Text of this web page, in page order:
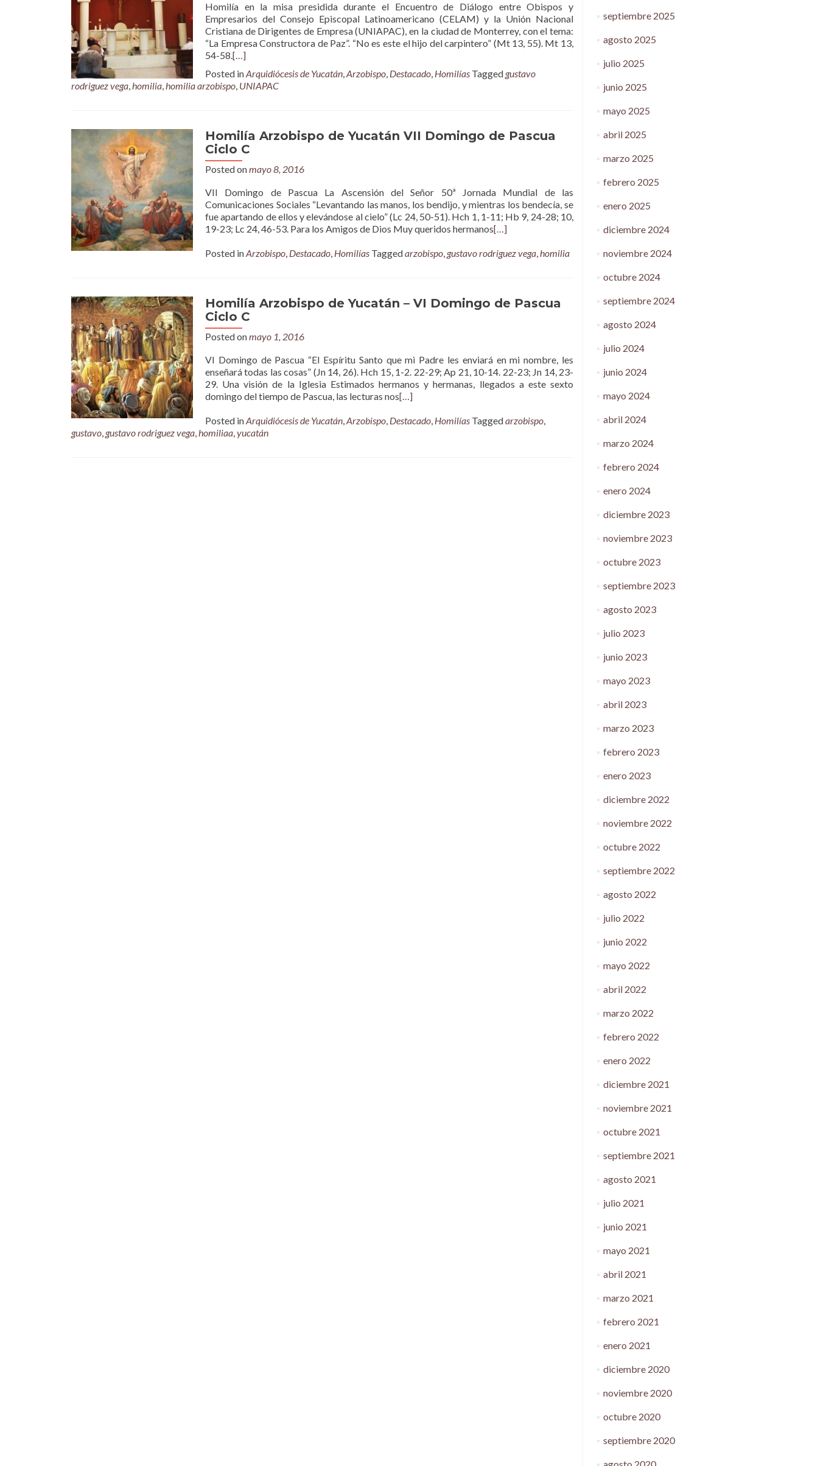
Homilía en la misa presidida durante el Encuentro de Diálogo entre Obispos y
Empresarios del Consejo Episcopal Latinoamericano (CELAM) y la Unión Nacional
Cristiana de Dirigentes de Empresa (UNIAPAC), en la ciudad de Monterrey, con el tema:
“La Empresa Constructora de Paz”. “No es este el hijo del carpintero” (Mt 13, 55). Mt 13,
54-58.[…]
Posted inArquidiócesis de Yucatán,Arzobispo, Destacado, Homilías Tagged gustavo
rodriguez vega,homilia,homilia arzobispo, UNIAPAC
Homilía Arzobispo de Yucatán VII Domingo de Pascua
Ciclo C
Posted onmayo 8, 2016
VII Domingo de Pascua La Ascensión del Señor 50ª Jornada Mundial de las
Comunicaciones Sociales “Levantando las manos, los bendijo, y mientras los bendecía, se
fue apartando de ellos y elevándose al cielo” (Lc 24, 50-51). Hch 1, 1-11; Hb 9, 24-28; 10,
19-23; Lc 24, 46-53. Para los Amigos de Dios Muy queridos hermanos[…]
Posted inArzobispo, Destacado, Homilías Taggedarzobispo, gustavo rodriguez vega,homilia
Homilía Arzobispo de Yucatán – VI Domingo de Pascua
Ciclo C
Posted onmayo 1, 2016
VI Domingo de Pascua “El Espíritu Santo que mi Padre les enviará en mi nombre, les
enseñará todas las cosas” (Jn 14, 26). Hch 15, 1-2. 22-29; Ap 21, 10-14. 22-23; Jn 14, 23-
29. Una visión de la Iglesia Estimados hermanos y hermanas, llegados a este sexto
domingo del tiempo de Pascua, las lecturas nos[…]
Posted inArquidiócesis de Yucatán,Arzobispo, Destacado, Homilías Taggedarzobispo,
gustavo, gustavo rodriguez vega,homiliaa,yucatán
septiembre 2025
agosto 2025
julio 2025
junio 2025
mayo 2025
abril 2025
marzo 2025
febrero 2025
enero 2025
diciembre 2024
noviembre 2024
octubre 2024
septiembre 2024
agosto 2024
julio 2024
junio 2024
mayo 2024
abril 2024
marzo 2024
febrero 2024
enero 2024
diciembre 2023
noviembre 2023
octubre 2023
septiembre 2023
agosto 2023
julio 2023
junio 2023
mayo 2023
abril 2023
marzo 2023
febrero 2023
enero 2023
diciembre 2022
noviembre 2022
octubre 2022
septiembre 2022
agosto 2022
julio 2022
junio 2022
mayo 2022
abril 2022
marzo 2022
febrero 2022
enero 2022
diciembre 2021
noviembre 2021
octubre 2021
septiembre 2021
agosto 2021
julio 2021
junio 2021
mayo 2021
abril 2021
marzo 2021
febrero 2021
enero 2021
diciembre 2020
noviembre 2020
octubre 2020
septiembre 2020